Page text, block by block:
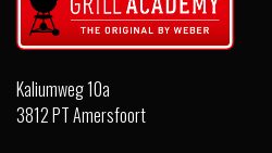
Kaliumweg 10a
3812 PT Amersfoort